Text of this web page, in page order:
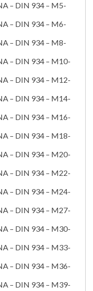
– DIN 934 – M5-
– DIN 934 – M6-
– DIN 934 – M8-
– DIN 934 – M10-
– DIN 934 – M12-
– DIN 934 – M14-
– DIN 934 – M16-
– DIN 934 – M18-
– DIN 934 – M20-
– DIN 934 – M22-
– DIN 934 – M24-
– DIN 934 – M27-
– DIN 934 – M30-
– DIN 934 – M33-
– DIN 934 – M36-
– DIN 934 – M39-